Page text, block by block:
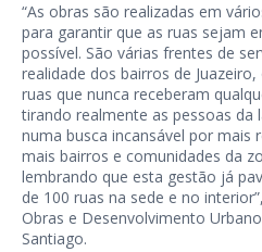
“As obras são realizadas em
para garantir que as ruas sejam
possível. São várias frentes de
realidade dos bairros de
ruas que nunca receberam
tirando realmente as pessoas da
numa busca incansável por mais
mais bairros e comunidades da
lembrando que esta gestão já
de 100 ruas na sede e no
Obras e Desenvolvimento
Santiago.